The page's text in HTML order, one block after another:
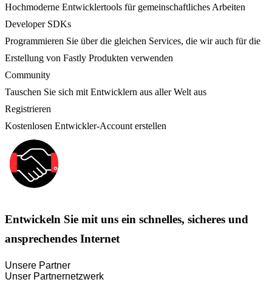
Hochmoderne Entwicklertools für gemeinschaftliches Arbeiten
Developer SDKs
Programmieren Sie über die gleichen Services, die wir auch für die
Erstellung von Fastly Produkten verwenden
Community
Tauschen Sie sich mit Entwicklern aus aller Welt aus
Registrieren
Kostenlosen Entwickler-Account erstellen
Entwickeln Sie mit uns ein schnelles, sicheres und
ansprechendes Internet
Unsere Partner
Unser Partnernetzwerk